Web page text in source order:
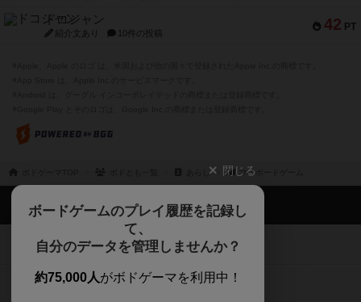
42 PT
ドコジャン
紹介文あり 10件の投稿
あらし マイボードゲーム
閉じる
ボードゲームのプレイ履歴を記録し
て、
自分のデータを管理しませんか？
約75,000人がボドゲーマを利用中！
ボドゲーマTOP
ボードゲームを検索する
ボードゲームの新着レビュー